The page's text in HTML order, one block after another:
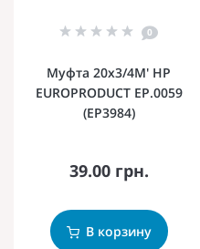
0
Муфта 20x3/4M' НР
EUROPRODUCT EP.0059
(EP3984)
39.00 грн.
В корзину